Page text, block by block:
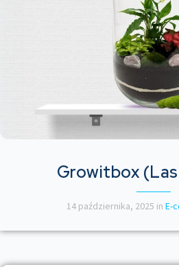
Growitbox (Las
14 października, 2025 in E-